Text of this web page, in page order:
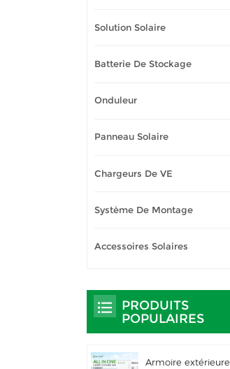
Solution Solaire
Batterie De Stockage
Onduleur
Panneau Solaire
Chargeurs De VE
Système De Montage
Accessoires Solaires
PRODUITS
POPULAIRES
Armoire extérieure